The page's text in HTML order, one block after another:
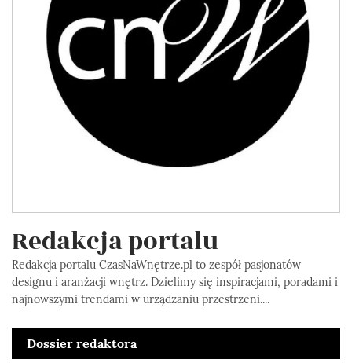
Redakcja portalu
Redakcja portalu CzasNaWnętrze.pl to zespół pasjonatów
designu i aranżacji wnętrz. Dzielimy się inspiracjami, poradami i
najnowszymi trendami w urządzaniu przestrzeni....
Dossier redaktora